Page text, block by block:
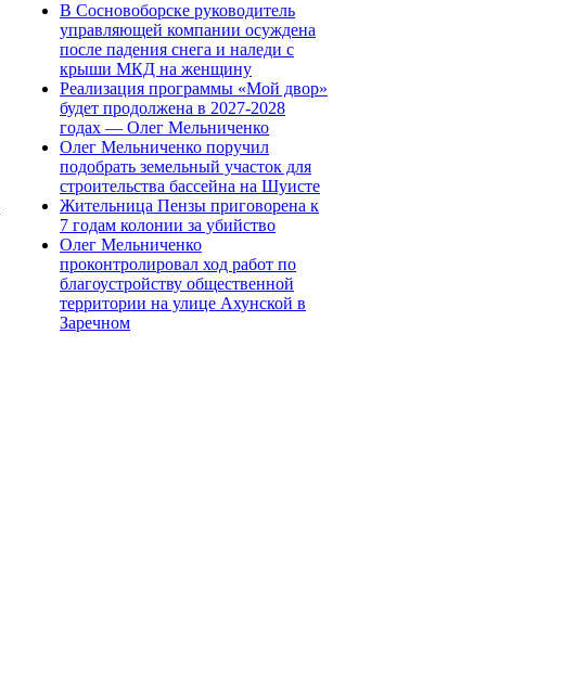
В Сосновоборске руководитель
управляющей компании осуждена
после падения снега и наледи с
крыши МКД на женщину
Реализация программы «Мой двор»
будет продолжена в 2027-2028
годах — Олег Мельниченко
Олег Мельниченко поручил
подобрать земельный участок для
строительства бассейна на Шуисте
Жительница Пензы приговорена к
7 годам колонии за убийство
Олег Мельниченко
проконтролировал ход работ по
благоустройству общественной
территории на улице Ахунской в
Заречном